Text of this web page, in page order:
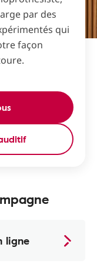
par des
qui
façon
ligne